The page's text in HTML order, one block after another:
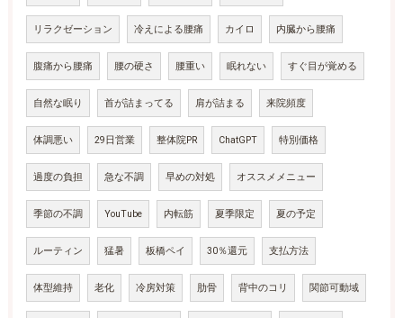
リラクゼーション 冷えによる腰痛 カイロ 内臓から腰痛
腹痛から腰痛 腰の硬さ 腰重い 眠れない すぐ目が覚める
自然な眠り 首が詰まってる 肩が詰まる 来院頻度
体調悪い 29日営業 整体院PR ChatGPT 特別価格
過度の負担 急な不調 早めの対処 オススメメニュー
季節の不調 YouTube 内転筋 夏季限定 夏の予定
ルーティン 猛暑 板橋ペイ 30％還元 支払方法
体型維持 老化 冷房対策 肋骨 背中のコリ 関節可動域